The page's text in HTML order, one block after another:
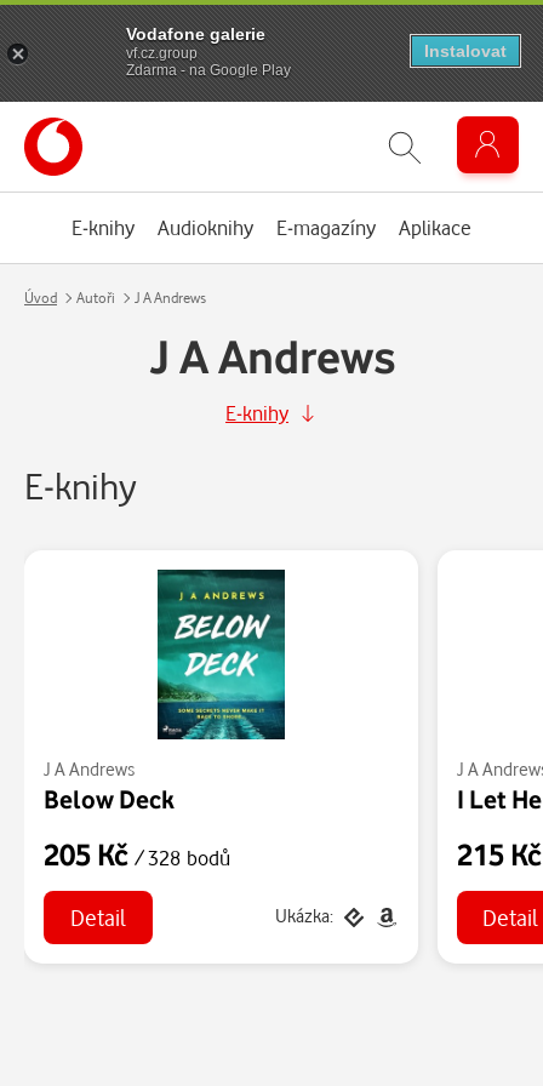
E-knihy Audioknihy E-magazíny Aplikace
Úvod Autoři J A Andrews
J A Andrews
E-knihy
E-knihy
J A Andrews
Below Deck
205 Kč / 328 bodů
Detail Ukázka:
J A
I Let
215
Detail
Vodafone galerie
vf.cz.group
Zdarma - na Google Play
Instalovat